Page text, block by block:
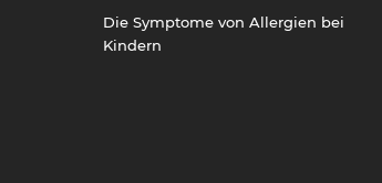
Die Symptome von Allergien bei
Kindern